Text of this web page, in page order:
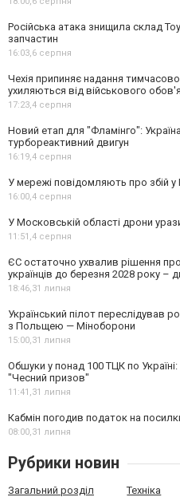
Російська атака знищила склад
запчастин
16:03,6 серпня
Чехія припиняє надання
ухиляються від військового
17:23,4 серпня
Новий етап для "Фламінго":
турбореактивний двигун
16:19,4 серпня
У мережі повідомляють про збій у
16:00,4 серпня
У Московській області дрони
11:51,4 серпня
ЄС остаточно ухвалив рішення
українців до березня 2028 року –
18:46,31 липня
Український пілот переслідував
з Польщею — Міноборони
15:00,31 липня
Обшуки у понад 100 ТЦК по
"Чесний призов"
11:41,31 липня
Кабмін погодив податок на
08:00,31 липня
Рубрики новин
Загальний розділ Техніка